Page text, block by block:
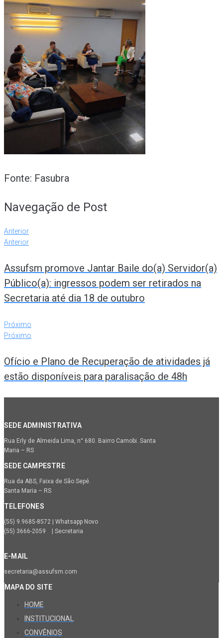
Fonte: Fasubra
Navegação de Post
Anterior
Anterior
Assufsm promove Jantar Baile do(a) Servidor(a)
Público(a): ingressos podem ser retirados na
Secretaria até dia 18 de outubro
Próximo
Próximo
Ofício e Plano de Recuperação de atividades já
estão disponíveis para paralisação de 48h
SEDE ADMINISTRATIVA
Rua Erly de Almeida Lima, n° 680. Bairro Camobi. Santa
Maria – RS
SEDE CAMPESTRE
Rua da ABS, Faixa de São Sepé.
Santa Maria – RS
TELEFONES
(55) 9.9685-8572 | Whatsapp Novo
(55) 3666-2059 | Secretaria
E-MAIL
secretaria@assufsm.com
MAPA DO SITE
HOME
INSTITUCIONAL
CONVÊNIOS